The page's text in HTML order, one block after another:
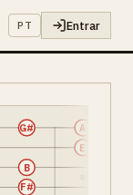
PT Entrar
F#
B
E
G# A